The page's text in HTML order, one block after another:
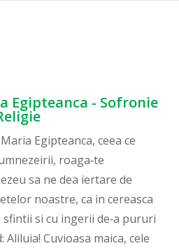
Egipteanca - Sofronie
Egipteanca, ceea ce
roaga‑te
sa ne dea iertare de
noastre, ca in cereasca
si cu ingerii de‑a pururi
Aliluia! Cuvioasa maica, cele